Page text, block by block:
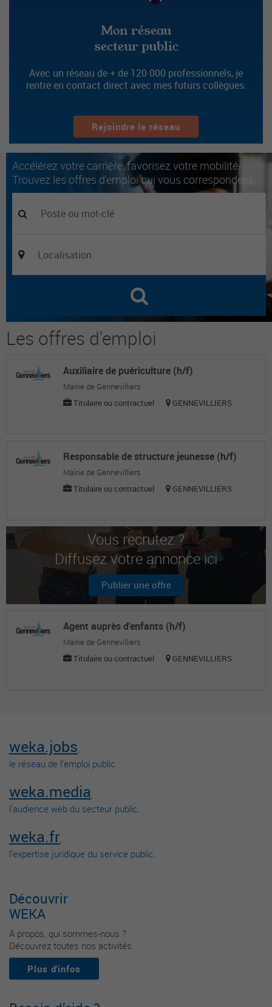
Mon réseau
secteur public
Avec un réseau de + de 120 000 professionnels, je
rentre en contact direct avec mes futurs collègues.
Rejoindre le réseau
Accélérez votre carrière, favorisez votre mobilité.
Trouvez les offres d'emploi qui vous correspondent.
Les offres d'emploi
Auxiliaire de puériculture (h/f)
Mairie de Gennevilliers
Titulaire ou contractuel
GENNEVILLIERS
Responsable de structure jeunesse (h/f)
Mairie de Gennevilliers
Titulaire ou contractuel
GENNEVILLIERS
Vous recrutez ?
Diffusez votre annonce ici
Publier une offre
Agent auprès d'enfants (h/f)
Mairie de Gennevilliers
Titulaire ou contractuel
GENNEVILLIERS
weka.jobs,
le réseau de l’emploi public.
weka.media,
l’audience web du secteur public.
weka.fr,
l’expertise juridique du service public.
Découvrir
WEKA
À propos, qui sommes-nous ?
Découvrez toutes nos activités.
Plus d'infos